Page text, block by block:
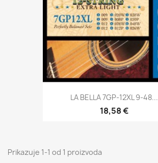
LA BELLA 7GP-12XL 9-48...
18,58 €
Prikazuje 1-1 od 1 proizvoda